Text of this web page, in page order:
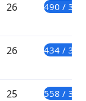
26 490 /
26 434 /
25 558 /